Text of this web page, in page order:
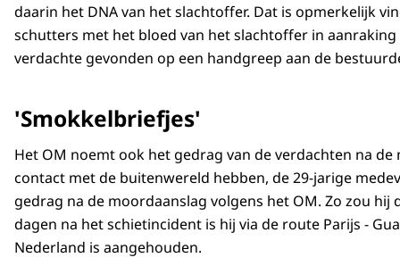
daarin het DNA van het slachtoffer. Dat is opmerkelijk
schutters met het bloed van het slachtoffer in
verdachte gevonden op een handgreep aan de
'Smokkelbriefjes'
Het OM noemt ook het gedrag van de verdachten na
contact met de buitenwereld hebben, de 29-jarige
gedrag na de moordaanslag volgens het OM. Zo zou
dagen na het schietincident is hij via de route Parijs -
Nederland is aangehouden.